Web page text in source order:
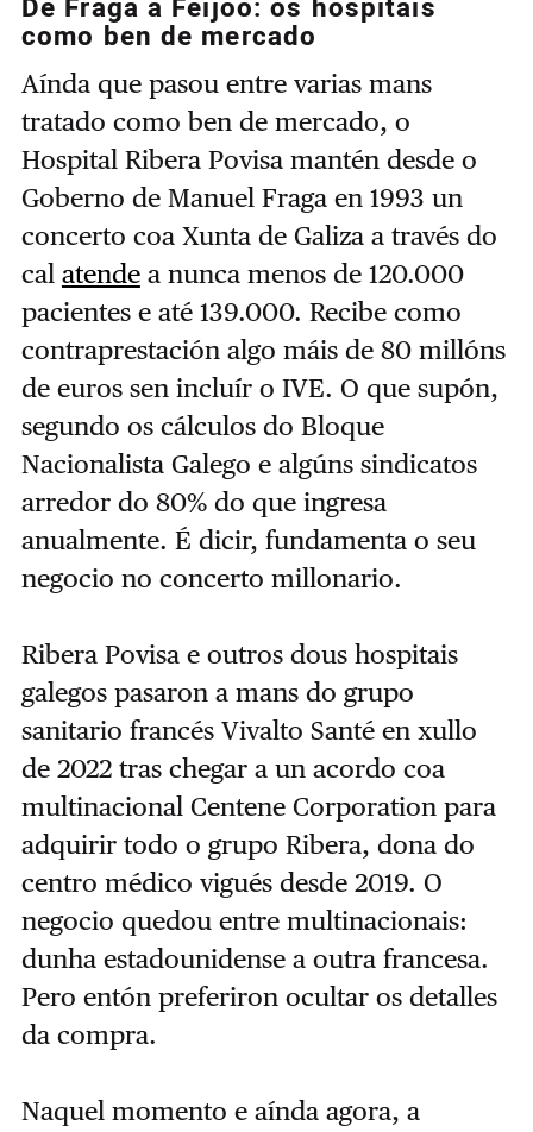
De Fraga a Feijóo: os hospitais
como ben de mercado
Aínda que pasou entre varias mans
tratado como ben de mercado, o
Hospital Ribera Povisa mantén desde o
Goberno de Manuel Fraga en 1993 un
concerto coa Xunta de Galiza a través do
cal atendea nunca menos de 120.000
pacientes e até 139.000. Recibe como
contraprestación algo máis de 80 millóns
de euros sen incluír o IVE. O que supón,
segundo os cálculos do Bloque
Nacionalista Galego e algúns sindicatos
arredor do 80% do que ingresa
anualmente. É dicir, fundamenta o seu
negocio no concerto millonario.
Ribera Povisa e outros dous hospitais
galegos pasaron a mans do grupo
sanitario francés Vivalto Santé en xullo
de 2022 tras chegar a un acordo coa
multinacional Centene Corporation para
adquirir todo o grupo Ribera, dona do
centro médico vigués desde 2019. O
negocio quedou entre multinacionais:
dunha estadounidense a outra francesa.
Pero entón preferiron ocultar os detalles
da compra.
Naquel momento e aínda agora, a